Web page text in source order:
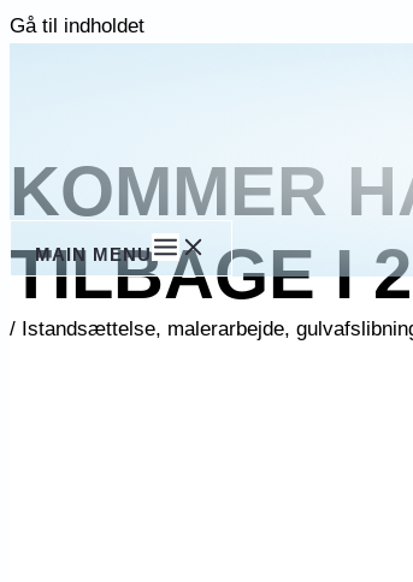
Gå til indholdet
MAIN MENU
KOMMER
TILBAGE I
/ Istandsættelse, malerarbejde,